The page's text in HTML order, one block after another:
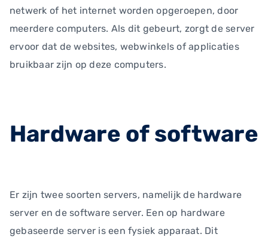
netwerk of het internet worden opgeroepen, door
meerdere computers. Als dit gebeurt, zorgt de server
ervoor dat de websites, webwinkels of applicaties
bruikbaar zijn op deze computers.
Hardware of software
Er zijn twee soorten servers, namelijk de hardware
server en de software server. Een op hardware
gebaseerde server is een fysiek apparaat. Dit